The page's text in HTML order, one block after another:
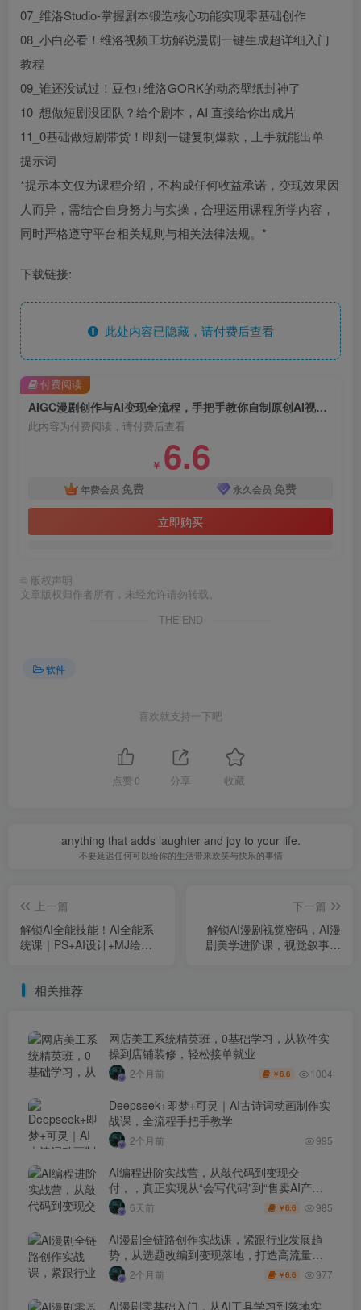
07_维洛Studio-掌握剧本锻造核心功能实现零基础创作
08_小白必看！维洛视频工坊解说漫剧一键生成超详细入门
教程
09_谁还没试过！豆包+维洛GORK的动态壁纸封神了
10_想做短剧没团队？给个剧本，AI 直接给你出成片
11_0基础做短剧带货！即刻一键复制爆款，上手就能出单
提示词
*提示本文仅为课程介绍，不构成任何收益承诺，变现效果因
人而异，需结合自身努力与实操，合理运用课程所学内容，
同时严格遵守平台相关规则与相关法律法规。*
下载链接:
此处内容已隐藏，请付费后查看
AIGC漫剧创作与AI变现全流程，手把手教你自制原创AI视频并实现变现（更新0516）
此内容为付费阅读，请付费后查看
￥ 6.6
年费会员 免费 永久会员 免费
立即购买
付费阅读
© 版权声明
文章版权归作者所有，未经允许请勿转载。
THE END
软件
喜欢就支持一下吧
点赞 0 分享 收藏
anything that adds laughter and joy to your life.
不要延迟任何可以给你的生活带来欢笑与快乐的事情
上一篇
解锁AI全能技能！AI全能系
统课｜PS+AI设计+MJ绘画
下一篇
解锁AI漫剧视觉密码，AI漫
剧美学进阶课，视觉叙事技
相关推荐
网店美工系统精英班，0基础学习，从软件实
操到店铺装修，轻松接单就业
2个月前 ￥6.6 1004
Deepseek+即梦+可灵｜AI古诗词动画制作实
战课，全流程手把手教学
2个月前 995
AI编程进阶实战营，从敲代码到变现交
付，，真正实现从“会写代码”到“售卖AI产品
盈利”的跨越
6天前 ￥6.6 985
AI漫剧全链路创作实战课，紧跟行业发展趋
势，从选题改编到变现落地，打造高流量优
质作品2个月前 ￥6.6 977
AI漫剧零基础入门，从AI工具学习到落地实